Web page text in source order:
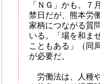
「ＮＧ」かも。７
禁日だが、熊本労
家柄につながる質
いる。「場を和ま
こともある」（同
が必要だ。
労働法は、人種